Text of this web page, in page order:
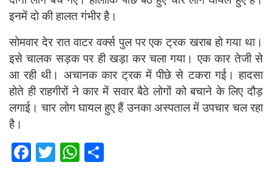
इनमें दो की हालत गंभीर है।
सोमवार देर रात वाटर वर्क्स पुल पर एक ट्रक खराब हो गया था।
इसे चालक सड़क पर ही खड़ा कर चला गया। एक कार तेजी से
आ रही थी। अचानक कार ट्रक में पीछे से टकरा गई। हादसा
होते ही राहगीरों ने कार में सवार बैठे लोगों को बचाने के लिए दौड़
लगाई। चार लोग घायल हुए हैं उनका अस्पताल में उपचार चल रहा
है।
Fa T
W